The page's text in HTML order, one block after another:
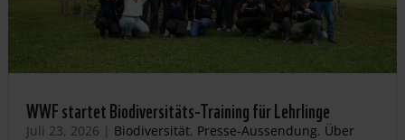
WWF startet Biodiversitäts-Training für Lehrlinge
Juli 23, 2026 | Biodiversität, Presse-Aussendung, Über